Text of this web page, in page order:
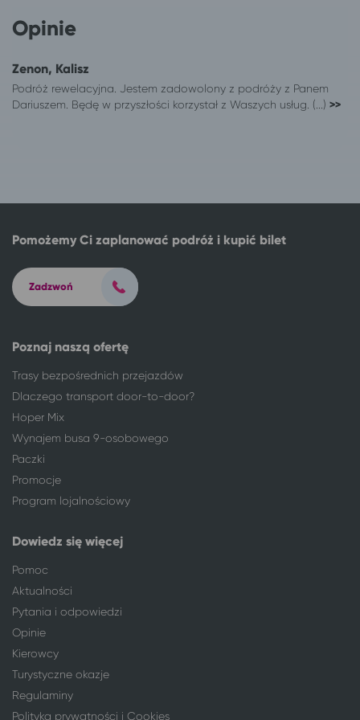
Kalisz
Kalisz
Kalisz
Sopot
Kalisz
Ustka
Kraków
Świeradów-Zdrój
Łódź
Świeradów-Zdrój
Lubin
Świeradów-Zdrój
Mysłowice
Świeradów-Zdrój
Ostrów Wielkopolski
Poznań
Świeradów-Zdrój
Ruda Śląska
Świeradów-Zdrój
Sosnowiec
Świeradów-Zdrój
Poznań
Toruń
Warszawa
Świeradów-Zdrój
Wrocław
Świeradów-Zdrój
Września
Żyrardów
Opinie
Zenon, Kalisz
Podróż rewelacyjna. Jestem zadowolony z podróży z Panem
Dariuszem. Będę w przyszłości korzystał z Waszych usług. (...) >>
Poznaj naszą ofertę
Trasy bezpośrednich przejazdów
Dlaczego transport door-to-door?
Hoper Mix
Wynajem busa 9-osobowego
Paczki
Promocje
Program lojalnościowy
Dowiedz się więcej
Pomoc
Aktualności
Pytania i odpowiedzi
Opinie
Kierowcy
Turystyczne okazje
Regulaminy
Polityka prywatności i Cookies
Pomożemy Ci zaplanować podróż i kupić bilet
Zadzwoń